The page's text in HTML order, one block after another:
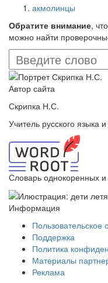
акмолинцы
Обратите внимание,
можно найти
Автор сайта
Скрипка Н.С.
Учитель русского языка
Словарь однокоренных
Информация
Пользовательское
Поддержка
Политика
Материалы
Реклама